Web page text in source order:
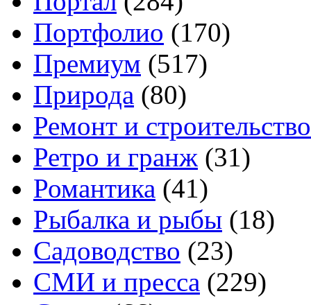
Портфолио (170)
Премиум (517)
Природа (80)
Ремонт и строительство
Ретро и гранж (31)
Романтика (41)
Рыбалка и рыбы (18)
Садоводство (23)
СМИ и пресса (229)